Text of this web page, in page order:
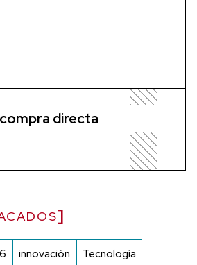
directa
innovación Tecnología